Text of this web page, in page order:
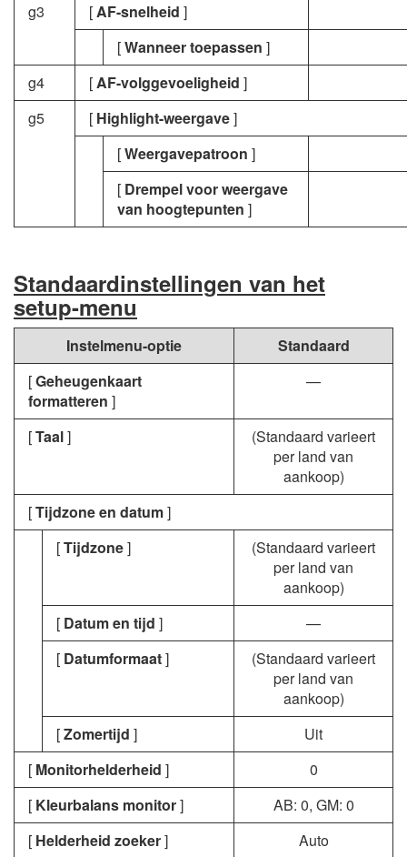
g3
[AF-snelheid ]
[Wanneer toepassen ]
g4
[AF-volggevoeligheid ]
g5
[ Highlight-weergave]
[Weergavepatroon ]
[ Drempel voor weergave
van hoogtepunten ]
Standaardinstellingen van het
setup-menu
Instelmenu-optie
Standaard
[Geheugenkaart
formatteren ]
—
[Taal]
(Standaard varieert
per land van
aankoop)
[Tijdzone en datum]
[Tijdzone]
(Standaard varieert
per land van
aankoop)
[ Datum en tijd ]
—
[ Datumformaat]
(Standaard varieert
per land van
aankoop)
[Zomertijd ]
Uit
[ Monitorhelderheid ]
0
[ Kleurbalans monitor]
AB: 0, GM: 0
[ Helderheid zoeker]
Auto